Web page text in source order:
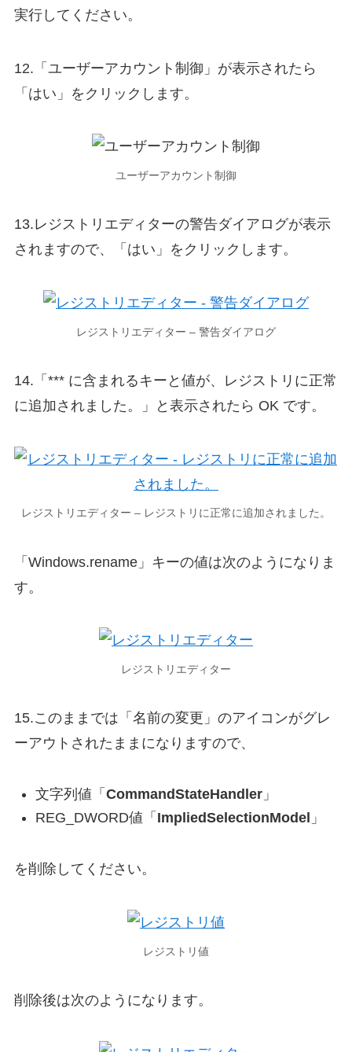
実行してください。
12.「ユーザーアカウント制御」が表示されたら
「はい」をクリックします。
ユーザーアカウント制御
13.レジストリエディターの警告ダイアログが表示
されますので、「はい」をクリックします。
レジストリエディター – 警告ダイアログ
14.「*** に含まれるキーと値が、レジストリに正常
に追加されました。」と表示されたら OK です。
レジストリエディター – レジストリに正常に追加されました。
「Windows.rename」キーの値は次のようになりま
す。
レジストリエディター
15.このままでは「名前の変更」のアイコンがグレ
ーアウトされたままになりますので、
文字列値「 CommandStateHandler」
REG_DWORD値「 ImpliedSelectionModel 」
を削除してください。
レジストリ値
削除後は次のようになります。